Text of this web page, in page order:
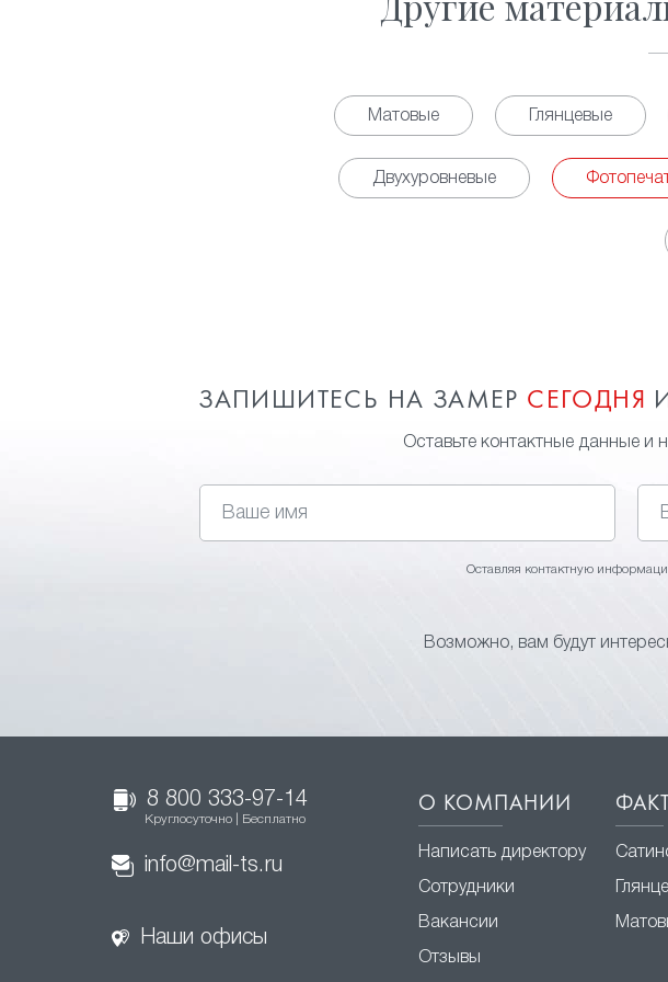
Матовые Глянцевые
Двухуровневые
ЗАПИШИТЕСЬ НА ЗАМЕР СЕГОДНЯ
Оставьте контактные данные и
Оставляя контактную
Возможно, вам будут
8 800 333-97-14
Круглосуточно | Бесплатно
info@mail-ts.ru
Наши офисы
О КОМПАНИИ
Написать директору
Сотрудники
Вакансии
Отзывы